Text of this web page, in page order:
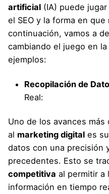
artificial (IA) puede
el SEO y la forma en
continuación, vamos a
cambiando el juego en
ejemplos:
Recopilación de
Real:
Uno de los avances
al marketing digital es
datos con una precisión
precedentes. Esto se
competitiva al permitir a
información en tiempo